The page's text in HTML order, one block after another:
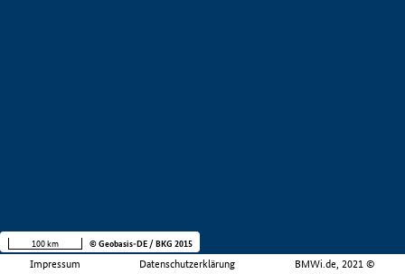
Impressum Datenschutzerklärung BMWi.de, 2021 ©
100 km © Geobasis-DE / BKG 2015